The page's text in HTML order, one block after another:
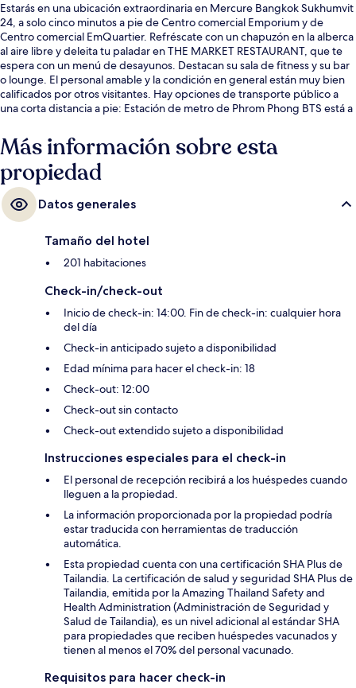
Estarás en una ubicación extraordinaria en Mercure Bangkok Sukhumvit
24, a solo cinco minutos a pie de Centro comercial Emporium y de
Centro comercial EmQuartier. Refréscate con un chapuzón en la alberca
al aire libre y deleita tu paladar en THE MARKET RESTAURANT, que te
espera con un menú de desayunos. Destacan su sala de fitness y su bar
o lounge. El personal amable y la condición en general están muy bien
calificados por otros visitantes. Hay opciones de transporte público a
una corta distancia a pie: Estación de metro de Phrom Phong BTS está a
Más información sobre esta
propiedad
Datos generales
Tamaño del hotel
201 habitaciones
Check-in/check-out
Inicio de check-in: 14:00. Fin de check-in: cualquier hora
del día
Check-in anticipado sujeto a disponibilidad
Edad mínima para hacer el check-in: 18
Check-out: 12:00
Check-out sin contacto
Check-out extendido sujeto a disponibilidad
Instrucciones especiales para el check-in
El personal de recepción recibirá a los huéspedes cuando
lleguen a la propiedad.
La información proporcionada por la propiedad podría
estar traducida con herramientas de traducción
automática.
Esta propiedad cuenta con una certificación SHA Plus de
Tailandia. La certificación de salud y seguridad SHA Plus de
Tailandia, emitida por la Amazing Thailand Safety and
Health Administration (Administración de Seguridad y
Salud de Tailandia), es un nivel adicional al estándar SHA
para propiedades que reciben huéspedes vacunados y
tienen al menos el 70% del personal vacunado.
Requisitos para hacer check-in